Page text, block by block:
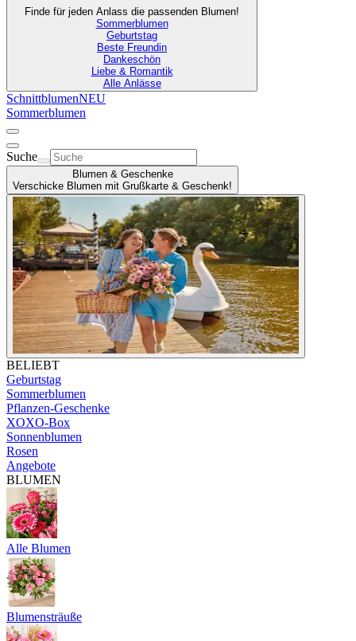
Finde für jeden Anlass die passenden Blumen!
Sommerblumen
Geburtstag
Beste Freundin
Dankeschön
Liebe & Romantik
Alle Anlässe
SchnittblumenNEU
Sommerblumen
Suche
Blumen & Geschenke
Verschicke Blumen mit Grußkarte & Geschenk!
BELIEBT
Geburtstag
Sommerblumen
Pflanzen-Geschenke
XOXO-Box
Sonnenblumen
Rosen
Angebote
BLUMEN
Alle Blumen
Blumensträuße